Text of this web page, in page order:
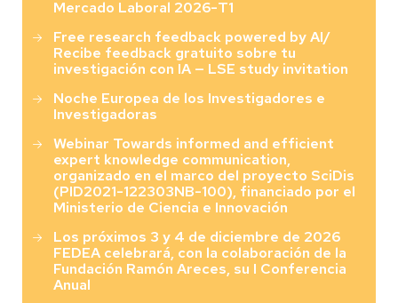
Mercado Laboral 2026-T1
Free research feedback powered by AI/
Recibe feedback gratuito sobre tu
investigación con IA — LSE study invitation
Noche Europea de los Investigadores e
Investigadoras
Webinar Towards informed and efficient
expert knowledge communication,
organizado en el marco del proyecto SciDis
(PID2021-122303NB-100), financiado por el
Ministerio de Ciencia e Innovación
Los próximos 3 y 4 de diciembre de 2026
FEDEA celebrará, con la colaboración de la
Fundación Ramón Areces, su I Conferencia
Anual